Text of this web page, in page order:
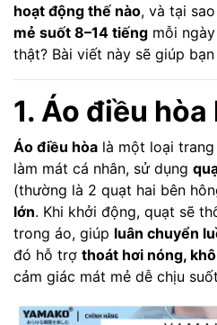
hoạt động thế nào, và tại
mẻ suốt 8–14 tiếng mỗi
thật? Bài viết này sẽ giúp
1. Áo điều hòa
Áo điều hòa là một loại
làm mát cá nhân, sử dụng
(thường là 2 quạt hai bên
lớn. Khi khởi động, quạt sẽ
trong áo, giúp luân chuyển
đó hỗ trợ thoát hơi nóng,
cảm giác mát mẻ dễ chịu